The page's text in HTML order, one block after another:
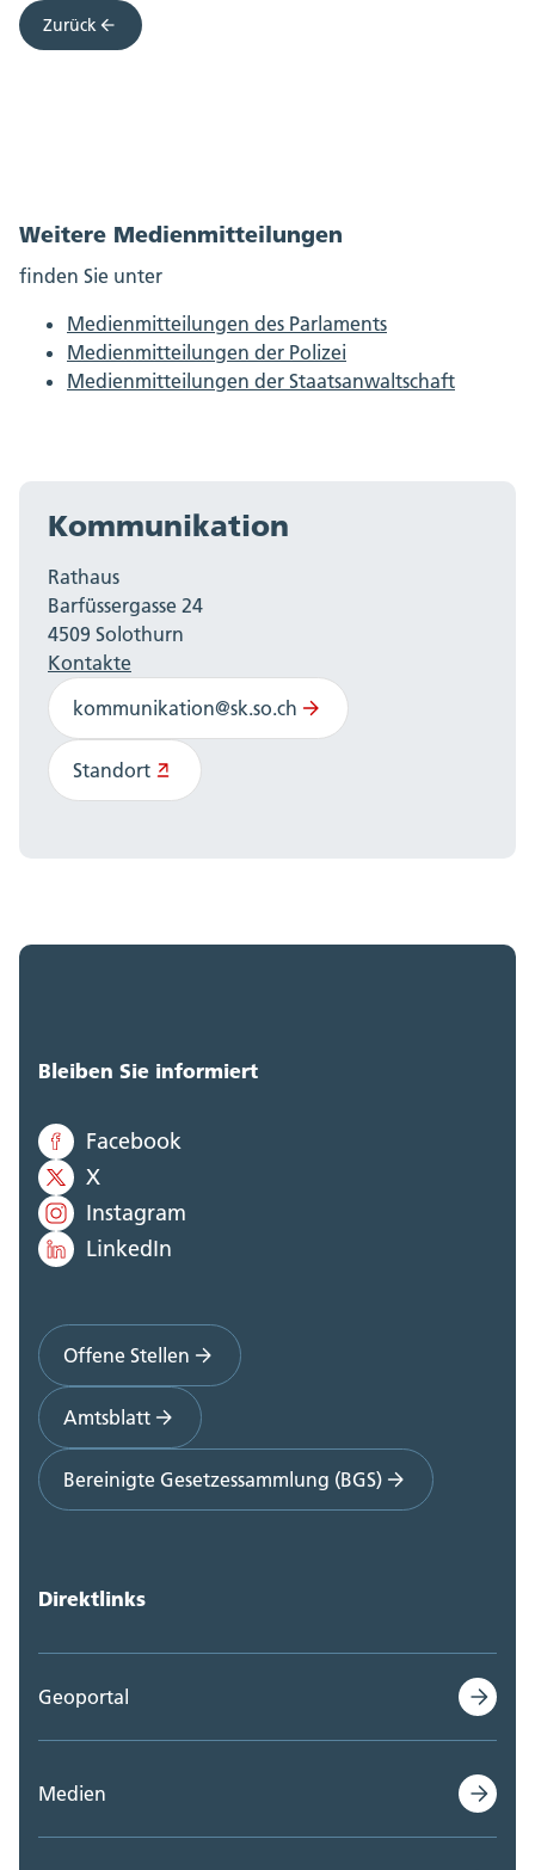
Zurück
Weitere Medienmitteilungen
finden Sie unter
Medienmitteilungen des Parlaments
Medienmitteilungen der Polizei
Medienmitteilungen der Staatsanwaltschaft
Kommunikation
Rathaus
Barfüssergasse 24
4509 Solothurn
Kontakte
kommunikation@sk.so.ch
Standort
Bleiben Sie informiert
Facebook
X
Instagram
LinkedIn
Offene Stellen
Amtsblatt
Bereinigte Gesetzessammlung (BGS)
Direktlinks
Geoportal
Medien